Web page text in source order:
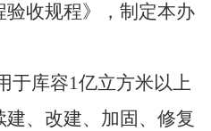
收规程》，制定本办
于库容1亿立方米以上
、改建、加固、修复